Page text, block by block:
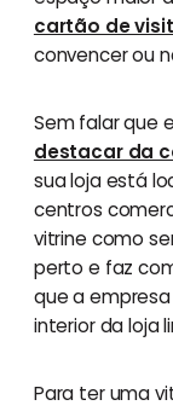
cartão de
convencer ou
Sem falar que
destacar da
sua loja está
centros
vitrine como
perto e faz
que a
interior da loja
Para ter uma